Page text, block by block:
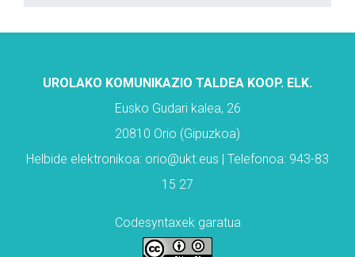
UROLAKO KOMUNIKAZIO TALDEA KOOP. ELK.
Eusko Gudari kalea, 26
20810 Orio (Gipuzkoa)
Helbide elektronikoa: orio@ukt.eus | Telefonoa: 943-83
15 27
Codesyntaxek garatua